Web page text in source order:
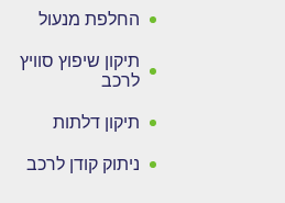
החלפת מנעול
תיקון שיפוץ סוויץ
לרכב
תיקון דלתות
ניתוק קודן לרכב